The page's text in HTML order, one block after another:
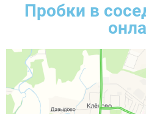
Пробки в